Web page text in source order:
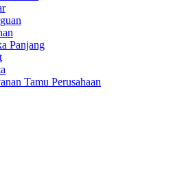
Panjang
Tamu Perusahaan